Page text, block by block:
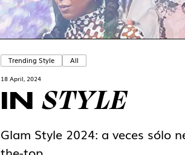
Trending Style All
18 April, 2024
INSTYLE
Glam Style 2024: a veces sólo